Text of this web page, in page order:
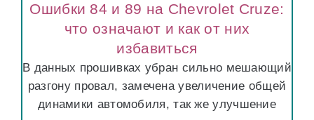
Ошибки 84 и 89 на Chevrolet Cruze:
что означают и как от них
избавиться
В данных прошивках убран сильно мешающий
разгону провал, замечена увеличение общей
динамики автомобиля, так же улучшение